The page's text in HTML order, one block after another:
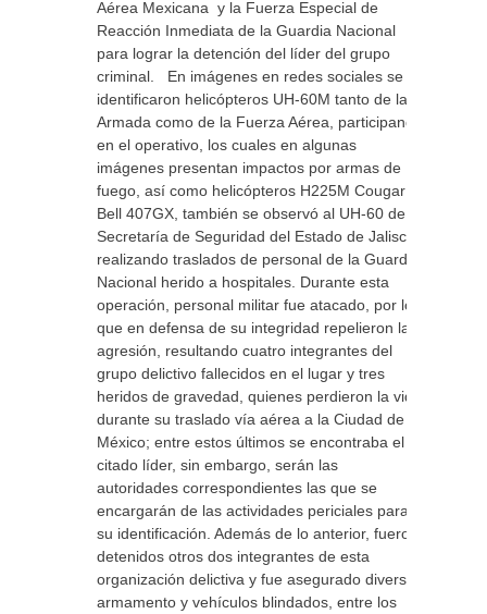
Aérea Mexicana y la Fuerza Especial de
Reacción Inmediata de la Guardia Nacional
para lograr la detención del líder del grupo
criminal. En imágenes en redes sociales se
identificaron helicópteros UH-60M tanto de la
Armada como de la Fuerza Aérea, participando
en el operativo, los cuales en algunas
imágenes presentan impactos por armas de
fuego, así como helicópteros H225M Cougar y
Bell 407GX, también se observó al UH-60 de la
Secretaría de Seguridad del Estado de Jalisco,
realizando traslados de personal de la Guardia
Nacional herido a hospitales. Durante esta
operación, personal militar fue atacado, por lo
que en defensa de su integridad repelieron la
agresión, resultando cuatro integrantes del
grupo delictivo fallecidos en el lugar y tres
heridos de gravedad, quienes perdieron la vida
durante su traslado vía aérea a la Ciudad de
México; entre estos últimos se encontraba el
citado líder, sin embargo, serán las
autoridades correspondientes las que se
encargarán de las actividades periciales para
su identificación. Además de lo anterior, fueron
detenidos otros dos integrantes de esta
organización delictiva y fue asegurado diverso
armamento y vehículos blindados, entre los